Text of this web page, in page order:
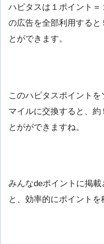
ハピタスは１ポイント
の広告を全部利用する
とができます。
このハピタスポイント
マイルに交換すると、約
とがができますね。
みんなdeポイントに掲
と、効率的にポイントを